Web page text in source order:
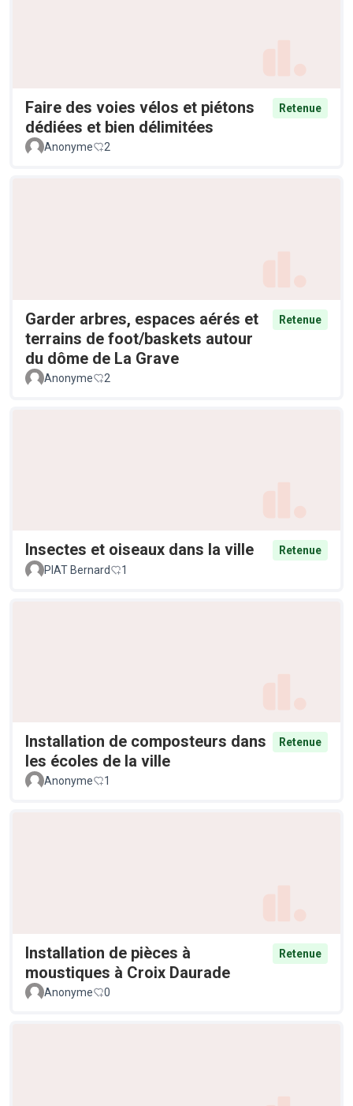
Faire des voies vélos et piétons
dédiées et bien délimitées
Retenue
Anonyme 2
Garder arbres, espaces aérés et
terrains de foot/baskets autour
du dôme de La Grave
Retenue
Anonyme 2
Insectes et oiseaux dans la ville
Retenue
PIAT Bernard
1
Installation de composteurs dans
les écoles de la ville
Retenue
Anonyme 1
Installation de pièces à
moustiques à Croix Daurade
Retenue
Anonyme 0